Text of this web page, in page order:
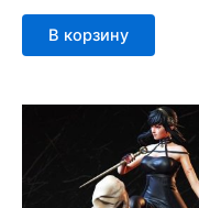
В корзину